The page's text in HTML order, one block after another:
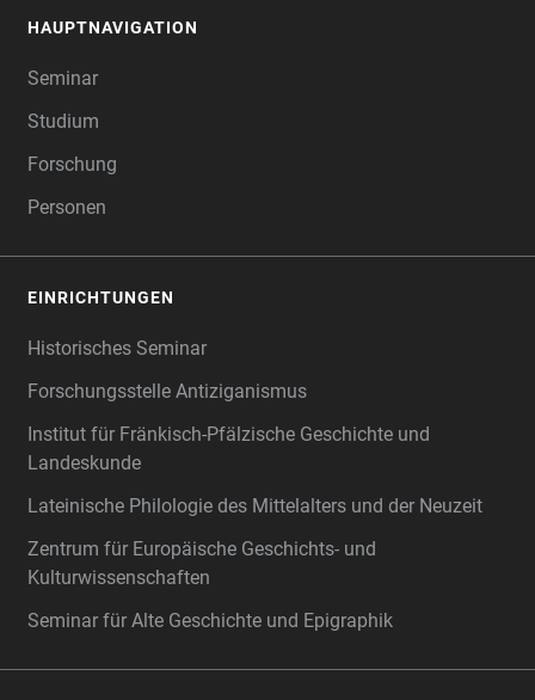
HAUPTNAVIGATION
Seminar
Studium
Forschung
Personen
EINRICHTUNGEN
Historisches Seminar
Forschungsstelle Antiziganismus
Institut für Fränkisch-Pfälzische Geschichte und
Landeskunde
Lateinische Philologie des Mittelalters und der Neuzeit
Zentrum für Europäische Geschichts- und
Kulturwissenschaften
Seminar für Alte Geschichte und Epigraphik